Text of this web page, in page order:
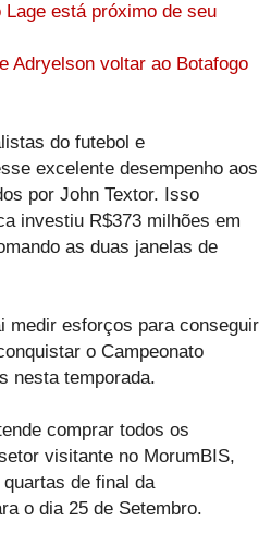
Lage está próximo de seu
Adryelson voltar ao Botafogo
do futebol e
excelente desempenho aos
por John Textor. Isso
investiu R$373 milhões em
as duas janelas de
medir esforços para conseguir
o Campeonato
nesta temporada.
comprar todos os
visitante no MorumBIS,
de final da
o dia 25 de Setembro.